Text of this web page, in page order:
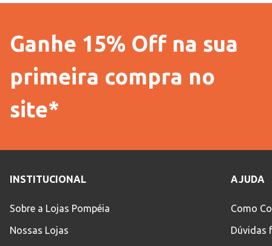
Ganhe 15% Off na sua
primeira compra no
site*
INSTITUCIONAL
Sobre a Lojas Pompéia
Nossas Lojas
AJUDA
Como
Dúvidas